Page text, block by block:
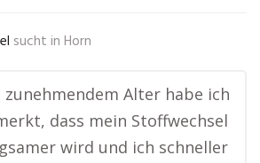
sucht in Horn
zunehmendem Alter habe ich
dass mein Stoffwechsel
wird und ich schneller